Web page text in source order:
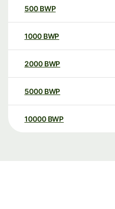
500 BWP
1000 BWP
2000 BWP
5000 BWP
10000 BWP